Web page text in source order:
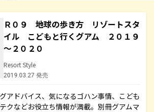
Ｒ０９ 地球の歩き方 リゾートスタ
イル こどもと行くグアム ２０１９
～２０２０
Resort Style
2019.03.27 発売
アドバイス、気になるゴハン事情、こども
クなどお役立ち情報が満載。別冊グアムマ